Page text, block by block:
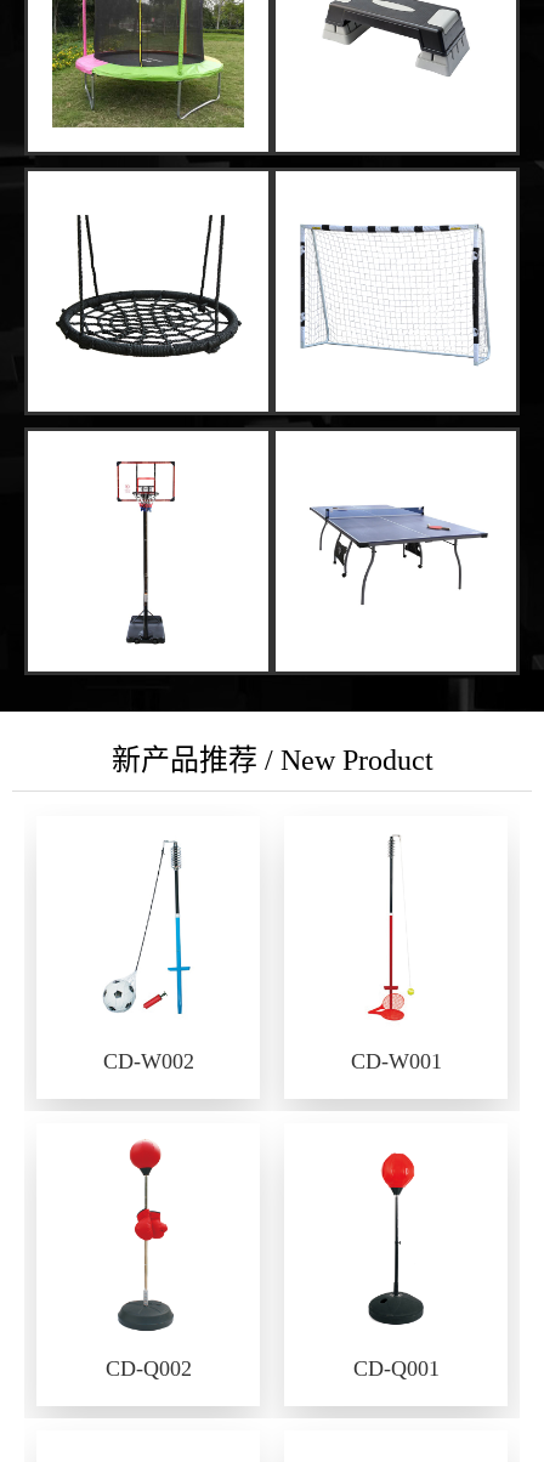
新产品推荐 / New Product
CD-W002 CD-W001
CD-Q002 CD-Q001